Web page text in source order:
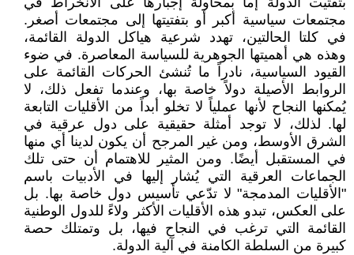
مجتمعات سياسية أكبر أو بتفتيتها إلى مجتمعات أصغر.
في كلتا الحالتين، تهدد شرعية هياكل الدولة القائمة،
وهذه هي أهميتها الجوهرية للسياسة المعاصرة. في ضوء
القيود السياسية، نادراً ما تُنشئ الحركات القائمة على
الروابط الأصيلة دولاً خاصة بها، وعندما تفعل ذلك، لا
يُمكنها النجاح لأنها عملياً لا تخلو أبداً من الأقليات التابعة
لها. لذلك، لا توجد أمثلة حقيقية على دول عرقية في
الشرق الأوسط، ومن غير المرجح أن يكون لدينا أي منها
في المستقبل أيضًا. ومن المثير للاهتمام أن حتى تلك
الجماعات العرقية التي يُشار إليها في الأدبيات باسم
"الأقليات المدمجة" لا تدّعي تأسيس دول خاصة بها. بل
على العكس، تبدو هذه الأقليات الأكثر ولاءً للدول الوطنية
القائمة التي ترغب في النجاح فيها، بل وتمتلك حصة
كبيرة من السلطة الكامنة في آلية الدولة.